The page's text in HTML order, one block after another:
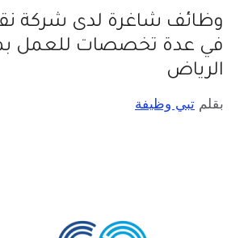
وظائف شاغرة لدى شركة
في عدة تخصصات للعمل
الرياض
بقلم تبي وظيفة